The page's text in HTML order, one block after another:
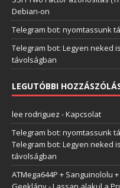
Debian-on
Telegram bot: nyomtassunk
Telegram bot: Legyen neked
távolságban
LEGUTÓBBI
lee rodriguez -Kapcsolat
Telegram bot: nyomtassunk
Telegram bot: Legyen neked
távolságban
ATMega644P + Sanguinololu